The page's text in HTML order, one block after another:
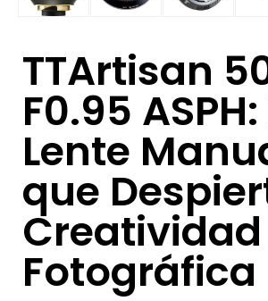
TTArtisan
F0.95 ASPH:
Lente
que
Creatividad
Fotográfica